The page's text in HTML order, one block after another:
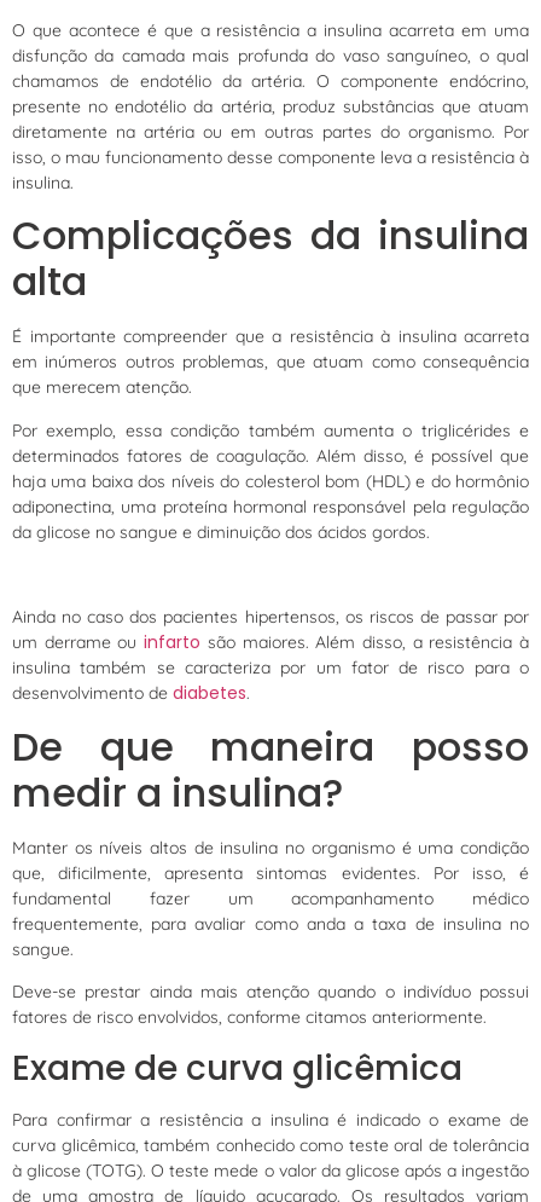
O que acontece é que a resistência a insulina acarreta em uma
disfunção da camada mais profunda do vaso sanguíneo, o qual
chamamos de endotélio da artéria. O componente endócrino,
presente no endotélio da artéria, produz substâncias que atuam
diretamente na artéria ou em outras partes do organismo. Por
isso, o mau funcionamento desse componente leva a resistência à
insulina.
Complicações da insulina
alta
É importante compreender que a resistência à insulina acarreta
em inúmeros outros problemas, que atuam como consequência
que merecem atenção.
Por exemplo, essa condição também aumenta o triglicérides e
determinados fatores de coagulação. Além disso, é possível que
haja uma baixa dos níveis do colesterol bom (HDL) e do hormônio
adiponectina, uma proteína hormonal responsável pela regulação
da glicose no sangue e diminuição dos ácidos gordos.
Ainda no caso dos pacientes hipertensos, os riscos de passar por
um derrame ouinfarto são maiores. Além disso, a resistência à
insulina também se caracteriza por um fator de risco para o
desenvolvimento de diabetes.
De que maneira posso
medir a insulina?
Manter os níveis altos de insulina no organismo é uma condição
que, dificilmente, apresenta sintomas evidentes. Por isso, é
fundamental fazer um acompanhamento médico
frequentemente, para avaliar como anda a taxa de insulina no
sangue.
Deve-se prestar ainda mais atenção quando o indivíduo possui
fatores de risco envolvidos, conforme citamos anteriormente.
Exame de curva glicêmica
Para confirmar a resistência a insulina é indicado o exame de
curva glicêmica, também conhecido como teste oral de tolerância
à glicose (TOTG). O teste mede o valor da glicose após a ingestão
de uma amostra de líquido açucarado. Os resultados variam